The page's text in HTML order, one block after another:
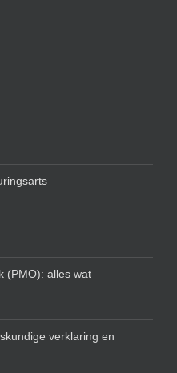
(PMO): alles wat
verklaring en